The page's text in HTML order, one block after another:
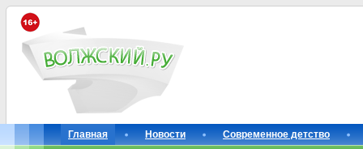
Главная Новости
Современное детство